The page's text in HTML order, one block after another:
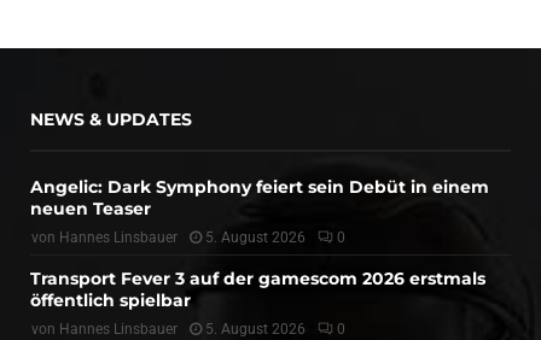
NEWS & UPDATES
Angelic: Dark Symphony feiert sein Debüt in einem
neuen Teaser
von Hannes Linsbauer 5. August 2026 0
Transport Fever 3 auf der gamescom 2026 erstmals
öffentlich spielbar
von Hannes Linsbauer 5. August 2026 0